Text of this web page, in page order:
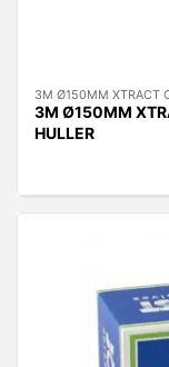
3M Ø150MM XTRACT
3M Ø150MM
HULLER